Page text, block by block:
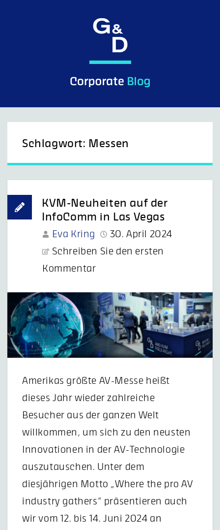
G&D Control what you see.
Schlagwort: Messen
KVM-Neuheiten auf der
InfoComm in Las Vegas
Eva Kring
30. April 2024
Schreiben Sie den ersten
Kommentar
Amerikas größte AV-Messe heißt
dieses Jahr wieder zahlreiche
Besucher aus der ganzen Welt
willkommen, um sich zu den neusten
Innovationen in der AV-Technologie
auszutauschen. Unter dem
diesjährigen Motto „Where the pro AV
industry gathers“ präsentieren auch
wir vom 12. bis 14. Juni 2024 an